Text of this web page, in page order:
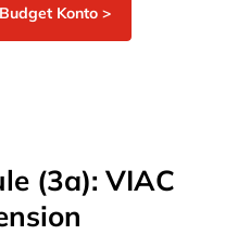
Konto >
(3a): VIAC